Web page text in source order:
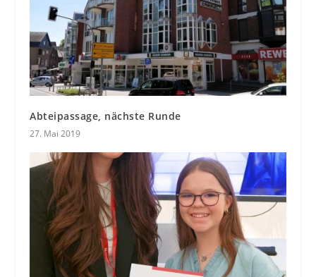
Abteipassage, nächste Runde
27. Mai 2019